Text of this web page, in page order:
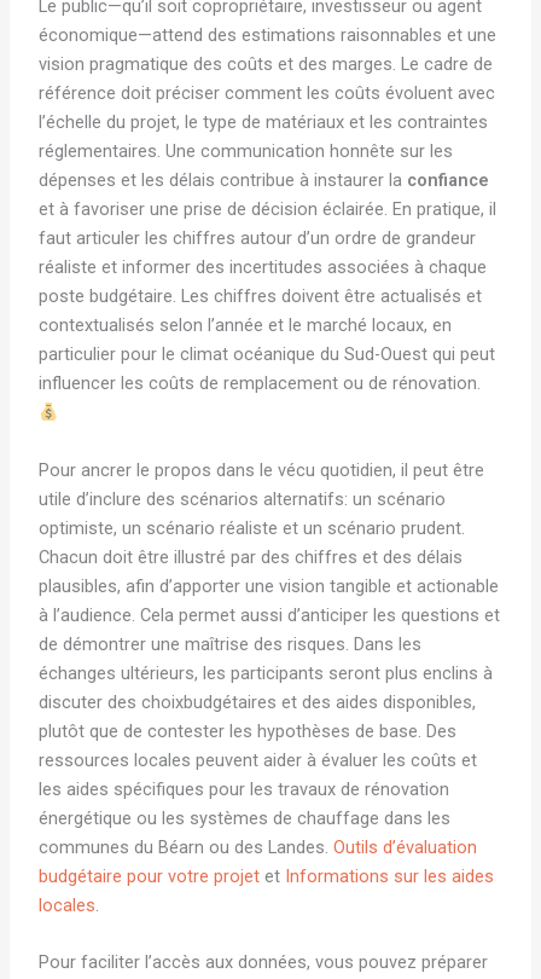
Le public—qu’il soit copropriétaire, investisseur ou agent
économique—attend des estimations raisonnables et une
vision pragmatique des coûts et des marges. Le cadre de
référence doit préciser comment les coûts évoluent avec
l’échelle du projet, le type de matériaux et les contraintes
réglementaires. Une communication honnête sur les
dépenses et les délais contribue à instaurer la confiance
et à favoriser une prise de décision éclairée. En pratique, il
faut articuler les chiffres autour d’un ordre de grandeur
réaliste et informer des incertitudes associées à chaque
poste budgétaire. Les chiffres doivent être actualisés et
contextualisés selon l’année et le marché locaux, en
particulier pour le climat océanique du Sud-Ouest qui peut
influencer les coûts de remplacement ou de rénovation.
Pour ancrer le propos dans le vécu quotidien, il peut être
utile d’inclure des scénarios alternatifs: un scénario
optimiste, un scénario réaliste et un scénario prudent.
Chacun doit être illustré par des chiffres et des délais
plausibles, afin d’apporter une vision tangible et actionable
à l’audience. Cela permet aussi d’anticiper les questions et
de démontrer une maîtrise des risques. Dans les
échanges ultérieurs, les participants seront plus enclins à
discuter des choixbudgétaires et des aides disponibles,
plutôt que de contester les hypothèses de base. Des
ressources locales peuvent aider à évaluer les coûts et
les aides spécifiques pour les travaux de rénovation
énergétique ou les systèmes de chauffage dans les
communes du Béarn ou des Landes. Outils d’évaluation
budgétaire pour votre projetet Informations sur les aides
locales.
Pour faciliter l’accès aux données, vous pouvez préparer